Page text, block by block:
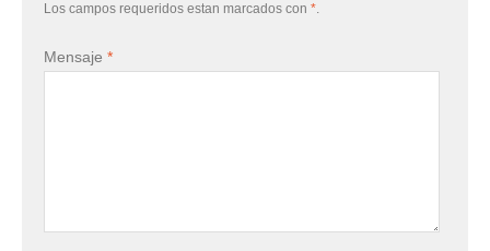
Los campos requeridos estan marcados con *
Mensaje *